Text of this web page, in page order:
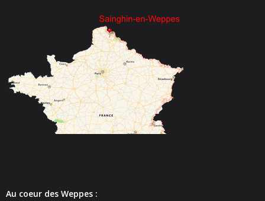
- Vos élus
- Procès-verbaux des Conseils Municipaux
Actes réglementaires
- Délibérations conseil municipal
Au coeur des Weppes :